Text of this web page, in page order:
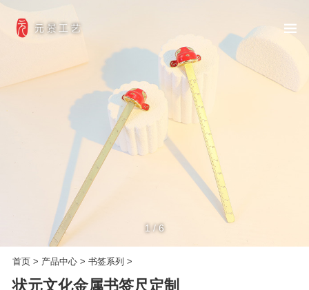
元景工艺
1 /6
首页 > 产品中心> 书签系列 >
状元文化金属书签尺定制